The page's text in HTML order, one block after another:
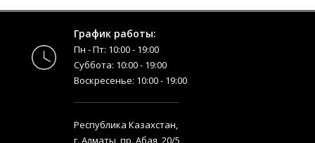
График работы:
Пн - Пт: 10:00 - 19:00
Суббота: 10:00 - 19:00
Воскресенье: 10:00 - 19:00
Республика Казахстан,